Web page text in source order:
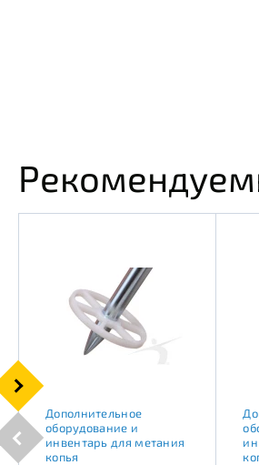
Дополнительное
оборудование и
инвентарь для метания
копья